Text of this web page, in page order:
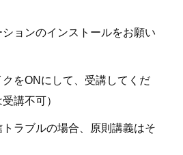
ョンのインストールをお願い
をONにして、受講してくだ
講不可）
ラブルの場合、原則講義はそ